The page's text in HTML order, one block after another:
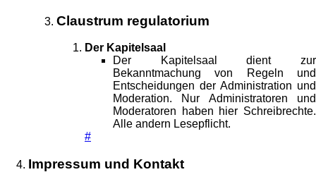
Claustrum regulatorium
Der Kapitelsaal
Der Kapitelsaal dient zur
Bekanntmachung von Regeln und
Entscheidungen der Administration und
Moderation. Nur Administratoren und
Moderatoren haben hier Schreibrechte.
Alle andern Lesepflicht.
#
Impressum und Kontakt